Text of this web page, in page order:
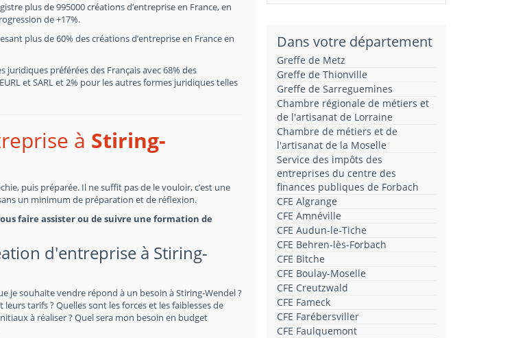
plus de 995000 créations d’entreprise en France, en
de +17%.
plus de 60% des créations d’entreprise en France en
juridiques préférées des Français avec 68% des
et SARL et 2% pour les autres formes juridiques telles
à Stiring-
puis préparée. Il ne suffit pas de le vouloir, c’est une
un minimum de préparation et de réflexion.
faire assister ou de suivre une formation de
d'entreprise à Stiring-
je souhaite vendre répond à un besoin à Stiring-Wendel ?
tarifs ? Quelles sont les forces et les faiblesses de
à réaliser ? Quel sera mon besoin en budget
Dans votre département
Greffe de Metz
Greffe de Thionville
Greffe de Sarreguemines
Chambre régionale de métiers et
de l'artisanat de Lorraine
Chambre de métiers et de
l'artisanat de la Moselle
Service des impôts des
entreprises du centre des
finances publiques de Forbach
CFE Algrange
CFE Amnéville
CFE Audun-le-Tiche
CFE Behren-lès-Forbach
CFE Bitche
CFE Boulay-Moselle
CFE Creutzwald
CFE Fameck
CFE Farébersviller
CFE Faulquemont